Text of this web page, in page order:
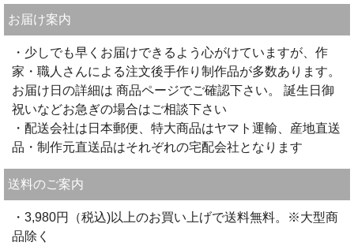
お届け案内
・少しでも早くお届けできるよう心がけていますが、作
家・職人さんによる注文後手作り制作品が多数あります。
お届け日の詳細は 商品ページでご確認下さい。 誕生日御
祝いなどお急ぎの場合はご相談下さい
・配送会社は日本郵便、特大商品はヤマト運輸、産地直送
品・制作元直送品はそれぞれの宅配会社となります
送料のご案内
・3,980円（税込)以上のお買い上げで送料無料。※大型商
品除く